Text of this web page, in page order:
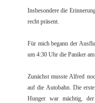
Insbesondere die
recht präsent.
Für mich begann der
um 4:30 Uhr die Paniker
Zunächst musste Alfred
auf die Autobahn. Die
Hunger war mächtig,